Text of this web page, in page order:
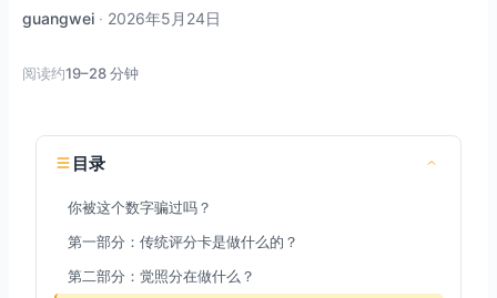
guangwei · 2026年5月24日
阅读约19–28 分钟
目录
你被这个数字骗过吗？
第一部分：传统评分卡是做什么的？
第二部分：觉照分在做什么？